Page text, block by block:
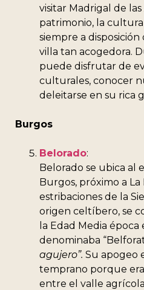
visitar Madrigal de las
patrimonio, la
siempre a
villa tan acogedora.
puede disfrutar de
culturales, conocer
deleitarse en su rica
Burgos
Belorado:
Belorado se ubica al
Burgos, próximo a La
estribaciones de la
origen celtíbero, se
la Edad Media época
denominaba
agujero”. Su apogeo
temprano porque
entre el valle